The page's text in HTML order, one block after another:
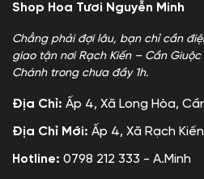
Shop Hoa Tươi Nguyễn Minh
Chẳng phải đợi lâu, bạn chỉ cần
giao tận nơi Rạch Kiến – Cần
Chánh trong chưa đầy 1h.
Địa Chỉ: Ấp 4, Xã Long Hòa,
Địa Chỉ Mới: Ấp 4, Xã Rạch
Hotline: 0798 212 333 - A.Minh